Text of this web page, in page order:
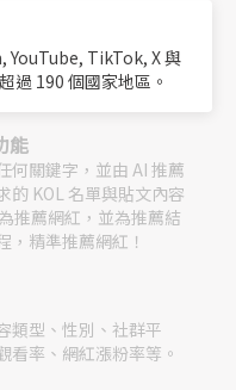
TikTok, X 與
過 190 個國家地區。
能
何關鍵字，並由 AI 推薦
的 KOL 名單與貼文內容
推薦網紅，並為推薦結
精準推薦網紅！
類型、性別、社群平
看率、網紅漲粉率等。